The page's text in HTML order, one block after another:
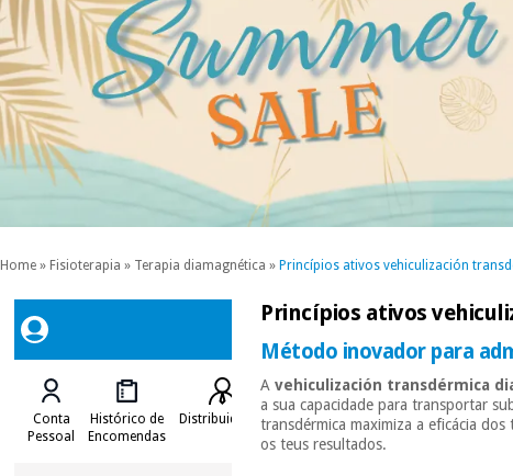
Home » Fisioterapia » Terapia diamagnética » Princípios ativos vehiculización
Conta
Pessoal
Histórico de
Encomendas
Distribuidores
Princípios ativos
Método inovador para
Avehiculización transdérmica
a sua capacidade para transportar
transdérmica maximiza a eficácia
os teus resultados.